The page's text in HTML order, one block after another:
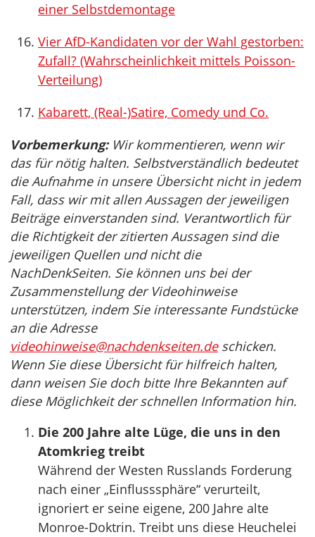
einer Selbstdemontage
Vier AfD-Kandidaten vor der Wahl gestorben:
Zufall? (Wahrscheinlichkeit mittels Poisson-
Verteilung)
Kabarett, (Real-)Satire, Comedy und Co.
Vorbemerkung:Wir kommentieren, wenn wir
das für nötig halten. Selbstverständlich bedeutet
die Aufnahme in unsere Übersicht nicht in jedem
Fall, dass wir mit allen Aussagen der jeweiligen
Beiträge einverstanden sind. Verantwortlich für
die Richtigkeit der zitierten Aussagen sind die
jeweiligen Quellen und nicht die
NachDenkSeiten. Sie können uns bei der
Zusammenstellung der Videohinweise
unterstützen, indem Sie interessante Fundstücke
an die Adresse
videohinweise@nachdenkseiten.deschicken.
Wenn Sie diese Übersicht für hilfreich halten,
dann weisen Sie doch bitte Ihre Bekannten auf
diese Möglichkeit der schnellen Information hin.
Die 200 Jahre alte Lüge, die uns in den
Atomkrieg treibt
Während der Westen Russlands Forderung
nach einer „Einflusssphäre“ verurteilt,
ignoriert er seine eigene, 200 Jahre alte
Monroe-Doktrin. Treibt uns diese Heuchelei